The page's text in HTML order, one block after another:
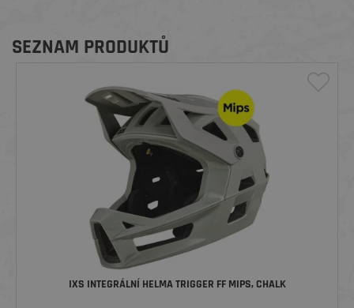
SEZNAM PRODUKTŮ
IXS INTEGRÁLNÍ HELMA TRIGGER FF MIPS, CHALK